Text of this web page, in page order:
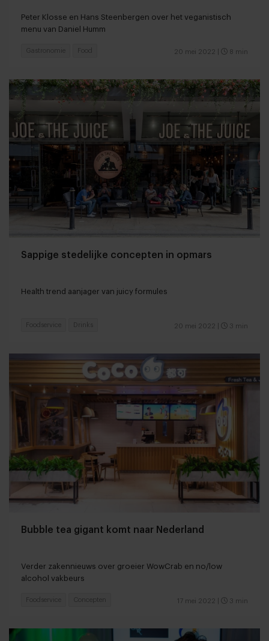
Peter Klosse en Hans Steenbergen over het veganistisch
menu van Daniel Humm
20 mei 2022 8 min
Gastronomie Food
Sappige stedelijke concepten in opmars
Health trend aanjager van juicy formules
20 mei 2022 3 min
Foodservice Drinks
Bubble tea gigant komt naar Nederland
Verder zakennieuws over groeier WowCrab en no/low
alcohol vakbeurs
17 mei 2022 3 min
Foodservice Concepten